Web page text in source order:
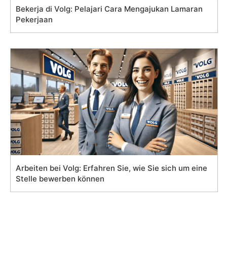
Bekerja di Volg: Pelajari Cara Mengajukan Lamaran
Pekerjaan
Arbeiten bei Volg: Erfahren Sie, wie Sie sich um eine
Stelle bewerben können